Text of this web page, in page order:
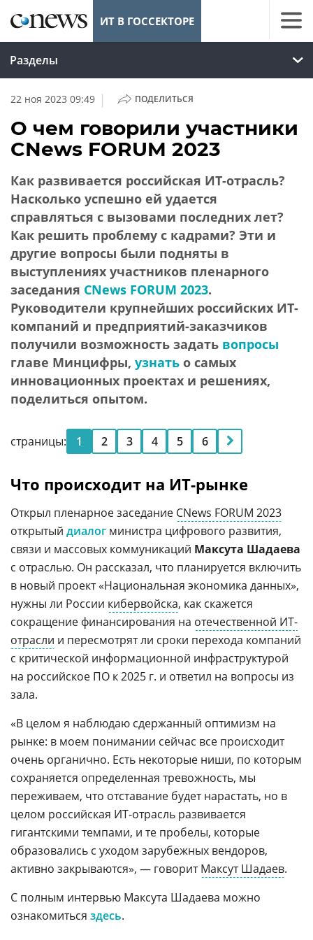
ИТ В ГОССЕКТОРЕ
Разделы
22 ноя 2023 09:49 | ПОДЕЛИТЬСЯ
О чем говорили участники
CNews FORUM 2023
Как развивается российская ИТ-отрасль?
Насколько успешно ей удается
справляться с вызовами последних лет?
Как решить проблему с кадрами? Эти и
другие вопросы были подняты в
выступлениях участников пленарного
заседания CNews FORUM 2023.
Руководители крупнейших российских ИТ-
компаний и предприятий-заказчиков
получили возможность задать вопросы
главе Минцифры, узнать о самых
инновационных проектах и решениях,
поделиться опытом.
страницы: 1 2 3 4 5 6
Что происходит на ИТ-рынке
Открыл пленарное заседание CNews FORUM 2023
открытый диалог министра цифрового развития,
связи и массовых коммуникаций Максута Шадаева
с отраслью. Он рассказал, что планируется включить
в новый проект «Национальная экономика данных»,
нужны ли России кибервойска, как скажется
сокращение финансирования на отечественной ИТ-
отрасли и пересмотрят ли сроки перехода компаний
с критической информационной инфраструктурой
на российское ПО к 2025 г. и ответил на вопросы из
зала.
«В целом я наблюдаю сдержанный оптимизм на
рынке: в моем понимании сейчас все происходит
очень органично. Есть некоторые ниши, по которым
сохраняется определенная тревожность, мы
переживаем, что отставание будет нарастать, но в
целом российская ИТ-отрасль развивается
гигантскими темпами, и те пробелы, которые
образовались с уходом зарубежных вендоров,
активно закрываются», — говоритМаксут Шадаев.
С полным интервью Максута Шадаева можно
ознакомиться здесь.